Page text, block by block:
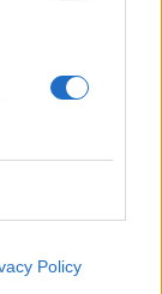
Policy